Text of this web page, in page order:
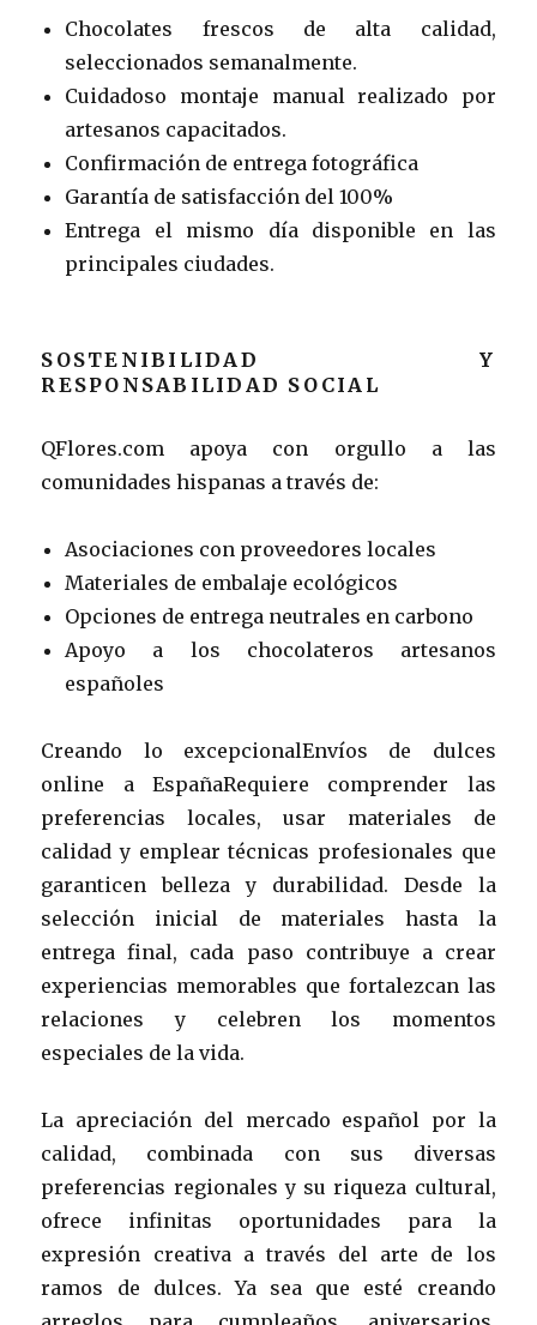
Chocolates frescos de alta calidad,
seleccionados semanalmente.
Cuidadoso montaje manual realizado por
artesanos capacitados.
Confirmación de entrega fotográfica
Garantía de satisfacción del 100%
Entrega el mismo día disponible en las
principales ciudades.
SOSTENIBILIDAD Y
RESPONSABILIDAD SOCIAL
QFlores.com apoya con orgullo a las
comunidades hispanas a través de:
Asociaciones con proveedores locales
Materiales de embalaje ecológicos
Opciones de entrega neutrales en carbono
Apoyo a los chocolateros artesanos
españoles
Creando lo excepcionalEnvíos de dulces
online a EspañaRequiere comprender las
preferencias locales, usar materiales de
calidad y emplear técnicas profesionales que
garanticen belleza y durabilidad. Desde la
selección inicial de materiales hasta la
entrega final, cada paso contribuye a crear
experiencias memorables que fortalezcan las
relaciones y celebren los momentos
especiales de la vida.
La apreciación del mercado español por la
calidad, combinada con sus diversas
preferencias regionales y su riqueza cultural,
ofrece infinitas oportunidades para la
expresión creativa a través del arte de los
ramos de dulces. Ya sea que esté creando